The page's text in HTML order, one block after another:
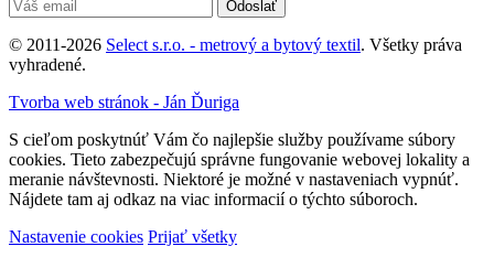
© 2011-2026 Select s.r.o. - metrový a bytový textil. Všetky práva
vyhradené.
Tvorba web stránok - Ján Ďuriga
S cieľom poskytnúť Vám čo najlepšie služby používame súbory
cookies. Tieto zabezpečujú správne fungovanie webovej lokality a
meranie návštevnosti. Niektoré je možné v nastaveniach vypnúť.
Nájdete tam aj odkaz na viac informacií o týchto súboroch.
Nastavenie cookies Prijať všetky